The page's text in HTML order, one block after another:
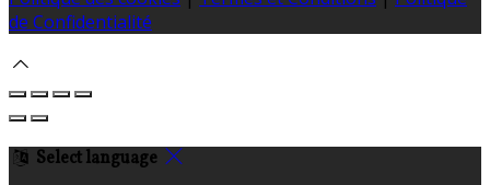
de Confidentialité
Select language